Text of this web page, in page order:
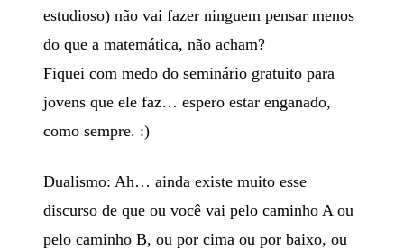
estudioso) não vai fazer ninguem pensar menos
do que a matemática, não acham?
Fiquei com medo do seminário gratuito para
jovens que ele faz… espero estar enganado,
como sempre. :)
Dualismo: Ah… ainda existe muito esse
discurso de que ou você vai pelo caminho A ou
pelo caminho B, ou por cima ou por baixo, ou